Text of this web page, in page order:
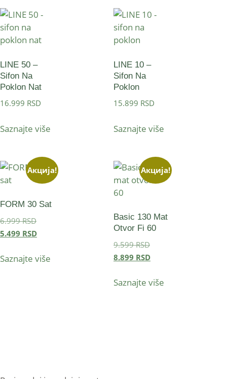
LINE 50 –
Sifon Na
Poklon Nat
16.999 RSD
Saznajte više
LINE 10 –
Sifon Na
Poklon
15.899 RSD
Saznajte više
Акција!
FORM 30 Sat
6.999RSD
5.499 RSD
Saznajte više
Акција!
Basic 130 Mat
Otvor Fi 60
9.599RSD
8.899 RSD
Saznajte više